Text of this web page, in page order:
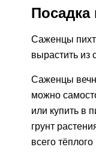
Посадка
Саженцы
вырастить из
Саженцы
можно
или купить в
грунт
всего